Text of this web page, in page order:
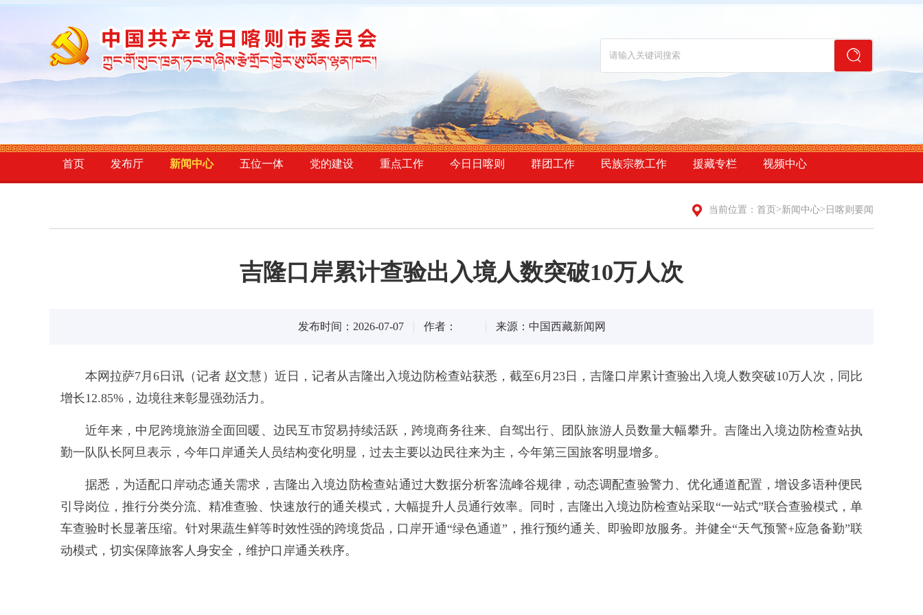
首页 发布厅 新闻中心 五位一体 党的建设 重点工作 今日日喀则 群团工作 民族宗教工作 援藏专栏 视频中心
当前位置： 首页 >新闻中心> 日喀则要闻
吉隆口岸累计查验出入境人数突破10万人次
发布时间：2026-07-07 作者： 来源：中国西藏新闻网
本网拉萨7月6日讯（记者 赵文慧）近日，记者从吉隆出入境边防检查站获悉，截至6月23日，吉隆口岸累计查验出入境人数突破10万人次，同比
增长12.85%，边境往来彰显强劲活力。
近年来，中尼跨境旅游全面回暖、边民互市贸易持续活跃，跨境商务往来、自驾出行、团队旅游人员数量大幅攀升。吉隆出入境边防检查站执
勤一队队长阿旦表示，今年口岸通关人员结构变化明显，过去主要以边民往来为主，今年第三国旅客明显增多。
据悉，为适配口岸动态通关需求，吉隆出入境边防检查站通过大数据分析客流峰谷规律，动态调配查验警力、优化通道配置，增设多语种便民
引导岗位，推行分类分流、精准查验、快速放行的通关模式，大幅提升人员通行效率。同时，吉隆出入境边防检查站采取“一站式”联合查验模式，单
车查验时长显著压缩。针对果蔬生鲜等时效性强的跨境货品，口岸开通“绿色通道”，推行预约通关、即验即放服务。并健全“天气预警+应急备勤”联
动模式，切实保障旅客人身安全，维护口岸通关秩序。